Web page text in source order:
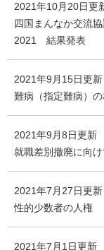
2021年10月20日更
四国まんなか交流
2021 結果発表
2021年9月15日更新
難病（指定難病）
2021年9月8日更新
就職差別撤廃に向
2021年7月27日更新
性的少数者の人権
2021年7月1日更新